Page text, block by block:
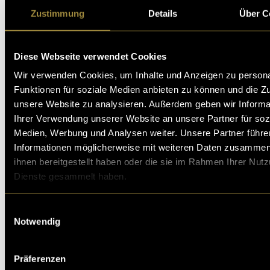
Zustimmung Details Über
Diese Webseite verwendet Cookies
Wir verwenden Cookies, um Inhalte und Anzeigen zu
Funktionen für soziale Medien anbieten zu können und die
unsere Website zu analysieren. Außerdem geben wir
Ihrer Verwendung unserer Website an unsere Partner für
Medien, Werbung und Analysen weiter. Unsere Partner
Informationen möglicherweise mit weiteren Daten
ihnen bereitgestellt haben oder die sie im Rahmen Ihrer
Dienste gesammelt haben.
Notwendig
Präferenzen
Der Name nach dem im Dienstplan gesucht werden
soll:
Die KalenderID des Kalenders in den die Einträge
gespeichert werden sollen:
geschickt werden soll: